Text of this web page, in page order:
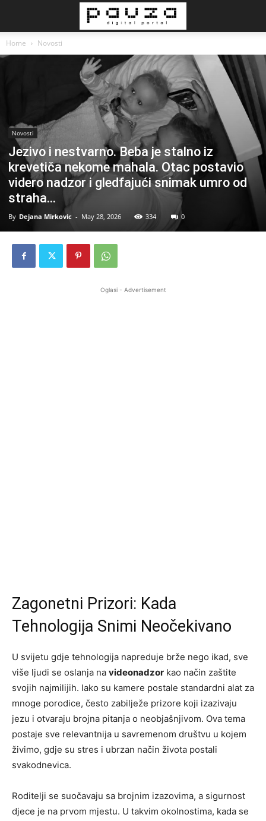
Home Novosti
Novosti
Jezivo i nestvarno. Beba je stalno iz
krevetiča nekome mahala. Otac postavio
videro nadzor i gledfajući snimak umro od
straha…
By Dejana Mirkovic - May 28, 2026 334 0
Oglasi - Advertisement
Zagonetni Prizori: Kada
Tehnologija Snimi Neočekivano
U svijetu gdje tehnologija napreduje brže nego ikad, sve
više ljudi se oslanja na videonadzor kao način zaštite
svojih najmilijih. Iako su kamere postale standardni alat za
mnoge porodice, često zabilježe prizore koji izazivaju
jezu i otvaraju brojna pitanja o neobjašnjivom. Ova tema
postaje sve relevantnija u savremenom društvu u kojem
živimo, gdje su stres i ubrzan način života postali
svakodnevica.
Roditelji se suočavaju sa brojnim izazovima, a sigurnost
djece je na prvom mjestu. U takvim okolnostima, kada se